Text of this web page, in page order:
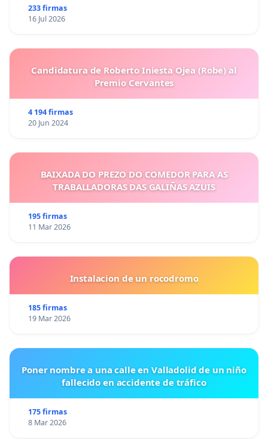
233 firmas
16 Jul 2026
Candidatura de Roberto Iniesta Ojea (Robe) al
Premio Cervantes
4 194 firmas
20 Jun 2024
BAIXADA DO PREZO DO COMEDOR PARA AS
TRABALLADORAS DAS GALIÑAS AZUIS
195 firmas
11 Mar 2026
Instalacion de un rocodromo
185 firmas
19 Mar 2026
Poner nombre a una calle en Valladolid de un niño
fallecido en accidente de tráfico
175 firmas
8 Mar 2026